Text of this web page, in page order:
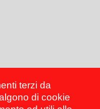
terzi da
di cookie